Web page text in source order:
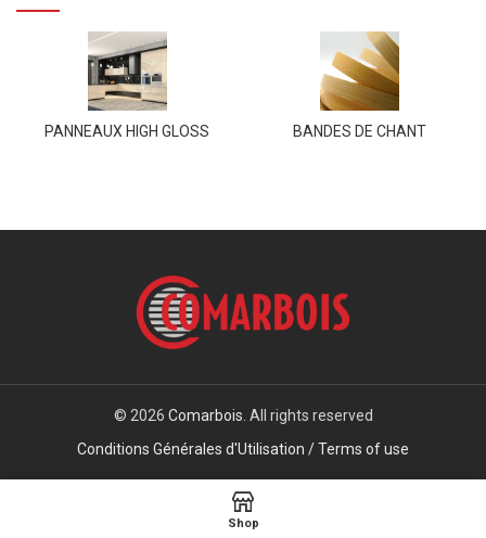
PANNEAUX HIGH GLOSS BANDES DE CHANT
© 2026 Comarbois . All rights reserved
Conditions Générales d'Utilisation / Terms of use
Shop